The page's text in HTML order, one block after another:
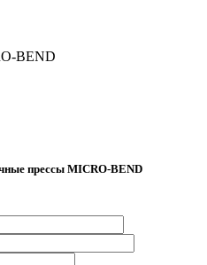
BEND
прессы MICRO-BEND